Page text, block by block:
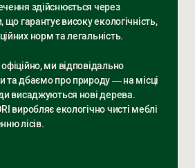
здійснюється через
що гарантує високу екологічність,
норм та легальність.
ми відповідально
та дбаємо про природу — на місці
висаджуються нові дерева.
виробляє екологічно чисті меблі
лісів.